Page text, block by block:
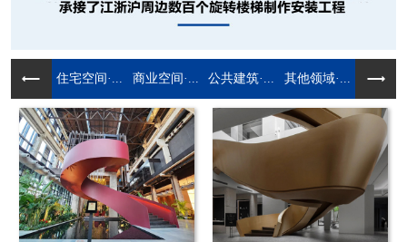
住宅空间·... 商业空间·... 公共建筑·... 其他领域·...